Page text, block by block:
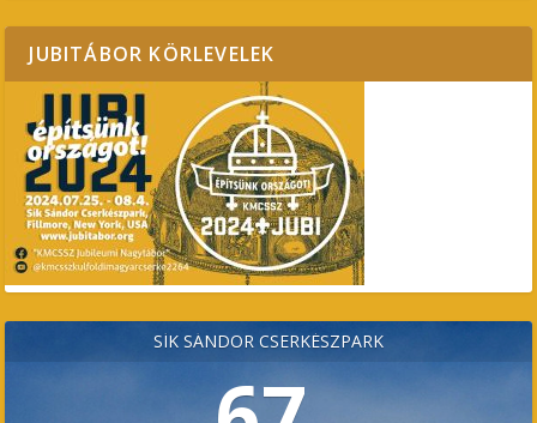
JUBITÁBOR KÖRLEVELEK
SÍK SÁNDOR CSERKÉSZPARK